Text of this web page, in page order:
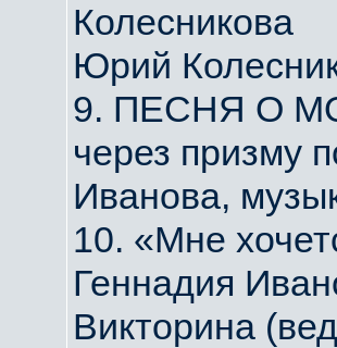
Колесникова
Юрий
9. ПЕСНЯ О
через призму
Иванова,
10. «Мне
Геннадия
Викторина